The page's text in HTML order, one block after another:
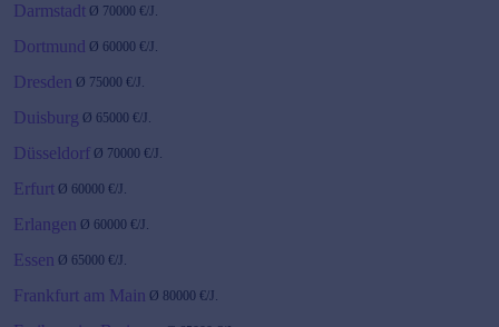
Darmstadt Ø 70000 €/J.
Dortmund Ø 60000 €/J.
Dresden Ø 75000 €/J.
Duisburg Ø 65000 €/J.
Düsseldorf Ø 70000 €/J.
Erfurt Ø 60000 €/J.
Erlangen Ø 60000 €/J.
Essen Ø 65000 €/J.
Frankfurt am Main Ø 80000 €/J.